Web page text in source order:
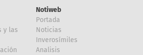
y las
Notiweb
Portada
Noticias
Inverosímiles
Analisis